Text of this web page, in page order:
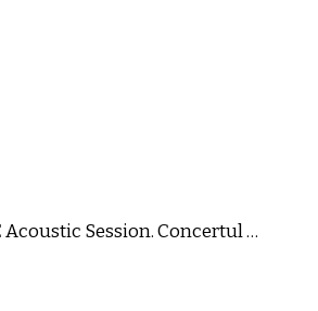
Session. Concertul …